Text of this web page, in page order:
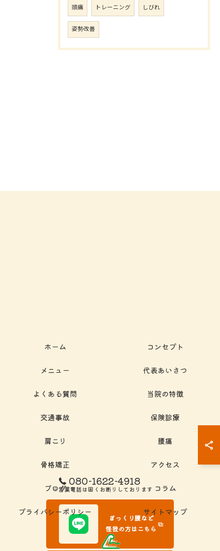
頭痛 トレーニング しびれ
姿勢改善
080-1622-4918
※営業電話は固くお断りしております
ぎっくり腰など
怪我の方はこちら
ホーム コンセプト
メニュー 代表あいさつ
よくある質問 当院の特徴
交通事故 保険診療
肩こり 腰痛
骨格矯正 アクセス
ブログ コラム
プライバシーポリシー サイトマップ